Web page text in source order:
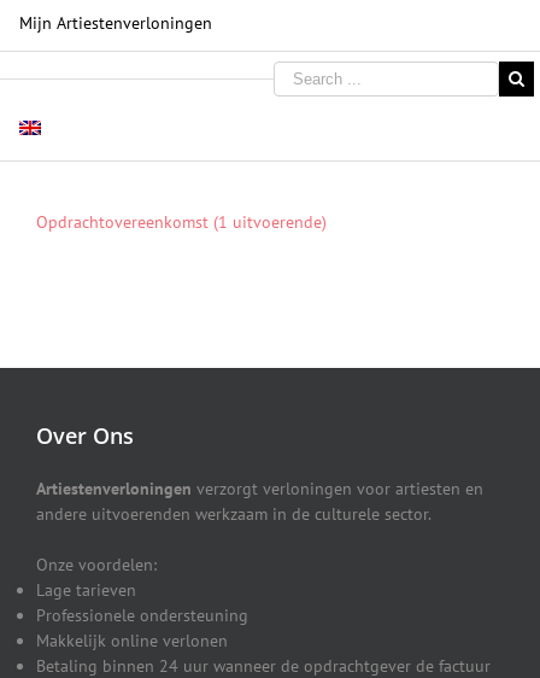
Mijn Artiestenverloningen
Opdrachtovereenkomst (1 uitvoerende)
Over Ons
Artiestenverloningen verzorgt verloningen voor artiesten en
andere uitvoerenden werkzaam in de culturele sector.
Onze voordelen:
Lage tarieven
Professionele ondersteuning
Makkelijk online verlonen
Betaling binnen 24 uur wanneer de opdrachtgever de factuur